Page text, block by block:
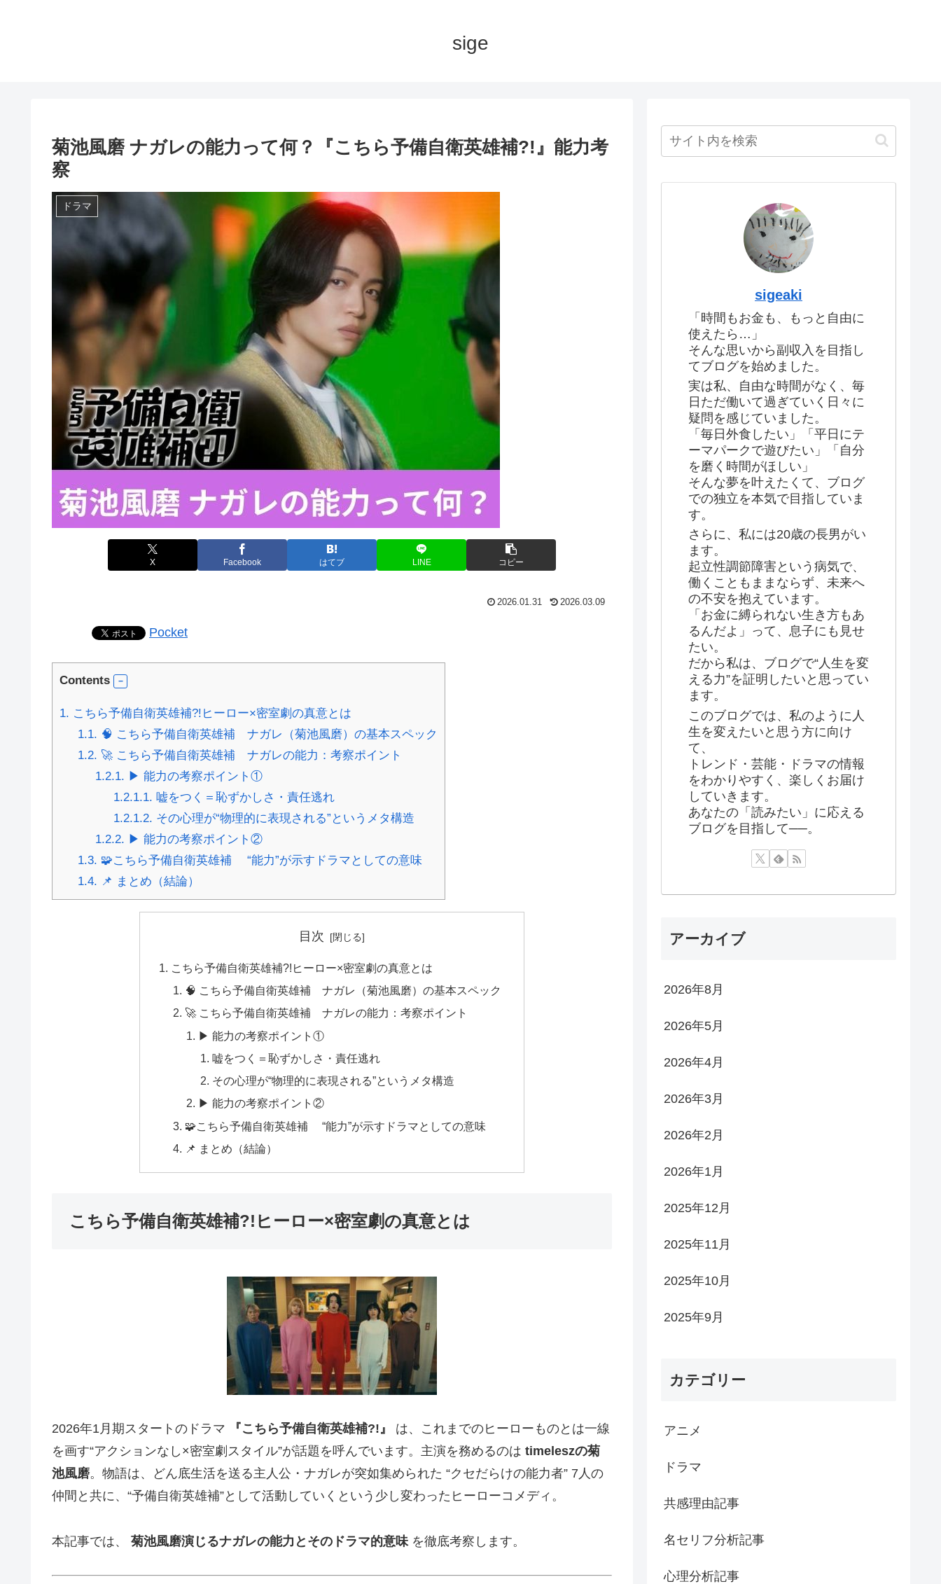
sige
菊池風磨 ナガレの能力って何？『こちら予備自衛英雄補?!』能力考
察
ドラマ
X Facebook はてブ LINE コピー
2026.01.31 2026.03.09
Pocket
Contents
1. こちら予備自衛英雄補?!ヒーロー×密室劇の真意とは
1.1. 🧠 こちら予備自衛英雄補 ナガレ（菊池風磨）の基本スペック
1.2. 🚀 こちら予備自衛英雄補 ナガレの能力：考察ポイント
1.2.1. ▶ 能力の考察ポイント①
1.2.1.1. 嘘をつく＝恥ずかしさ・責任逃れ
1.2.1.2. その心理が“物理的に表現される”というメタ構造
1.2.2. ▶ 能力の考察ポイント②
1.3. 🧩こちら予備自衛英雄補 “能力”が示すドラマとしての意味
1.4. 📌 まとめ（結論）
目次
こちら予備自衛英雄補?!ヒーロー×密室劇の真意とは
🧠 こちら予備自衛英雄補 ナガレ（菊池風磨）の基本スペック
🚀 こちら予備自衛英雄補 ナガレの能力：考察ポイント
▶ 能力の考察ポイント①
嘘をつく＝恥ずかしさ・責任逃れ
その心理が“物理的に表現される”というメタ構造
▶ 能力の考察ポイント②
🧩こちら予備自衛英雄補 “能力”が示すドラマとしての意味
📌 まとめ（結論）
こちら予備自衛英雄補?!ヒーロー×密室劇の真意とは
2026年1月期スタートのドラマ 『こちら予備自衛英雄補?!』
は、これまでのヒーローものとは一線
を画す“アクションなし×密室劇スタイル”が話題を呼んでいます。主演を務めるのは timeleszの菊
池風磨。物語は、どん底生活を送る主人公・ナガレが突如集められた “クセだらけの能力者” 7人の
仲間と共に、“予備自衛英雄補”として活動していくという少し変わったヒーローコメディ。
本記事では、 菊池風磨演じるナガレの能力とそのドラマ的意味 を徹底考察します。
sigeaki
「時間もお金も、もっと自由に
使えたら…」
そんな思いから副収入を目指し
てブログを始めました。
実は私、自由な時間がなく、毎
日ただ働いて過ぎていく日々に
疑問を感じていました。
「毎日外食したい」「平日にテ
ーマパークで遊びたい」「自分
を磨く時間がほしい」
そんな夢を叶えたくて、ブログ
での独立を本気で目指していま
す。
さらに、私には20歳の長男がい
ます。
起立性調節障害という病気で、
働くこともままならず、未来へ
の不安を抱えています。
「お金に縛られない生き方もあ
るんだよ」って、息子にも見せ
たい。
だから私は、ブログで“人生を変
える力”を証明したいと思ってい
ます。
このブログでは、私のように人
生を変えたいと思う方に向け
て、
トレンド・芸能・ドラマの情報
をわかりやすく、楽しくお届け
していきます。
あなたの「読みたい」に応える
ブログを目指して──。
アーカイブ
2026年8月
2026年5月
2026年4月
2026年3月
2026年2月
2026年1月
2025年12月
2025年11月
2025年10月
2025年9月
カテゴリー
アニメ
ドラマ
共感理由記事
名セリフ分析記事
心理分析記事